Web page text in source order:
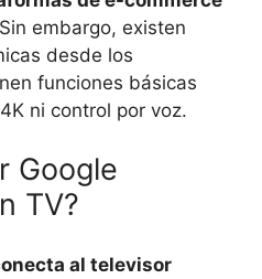
Sin embargo, existen
desde los
funciones básicas
ni control por voz.
Google
TV?
al televisor